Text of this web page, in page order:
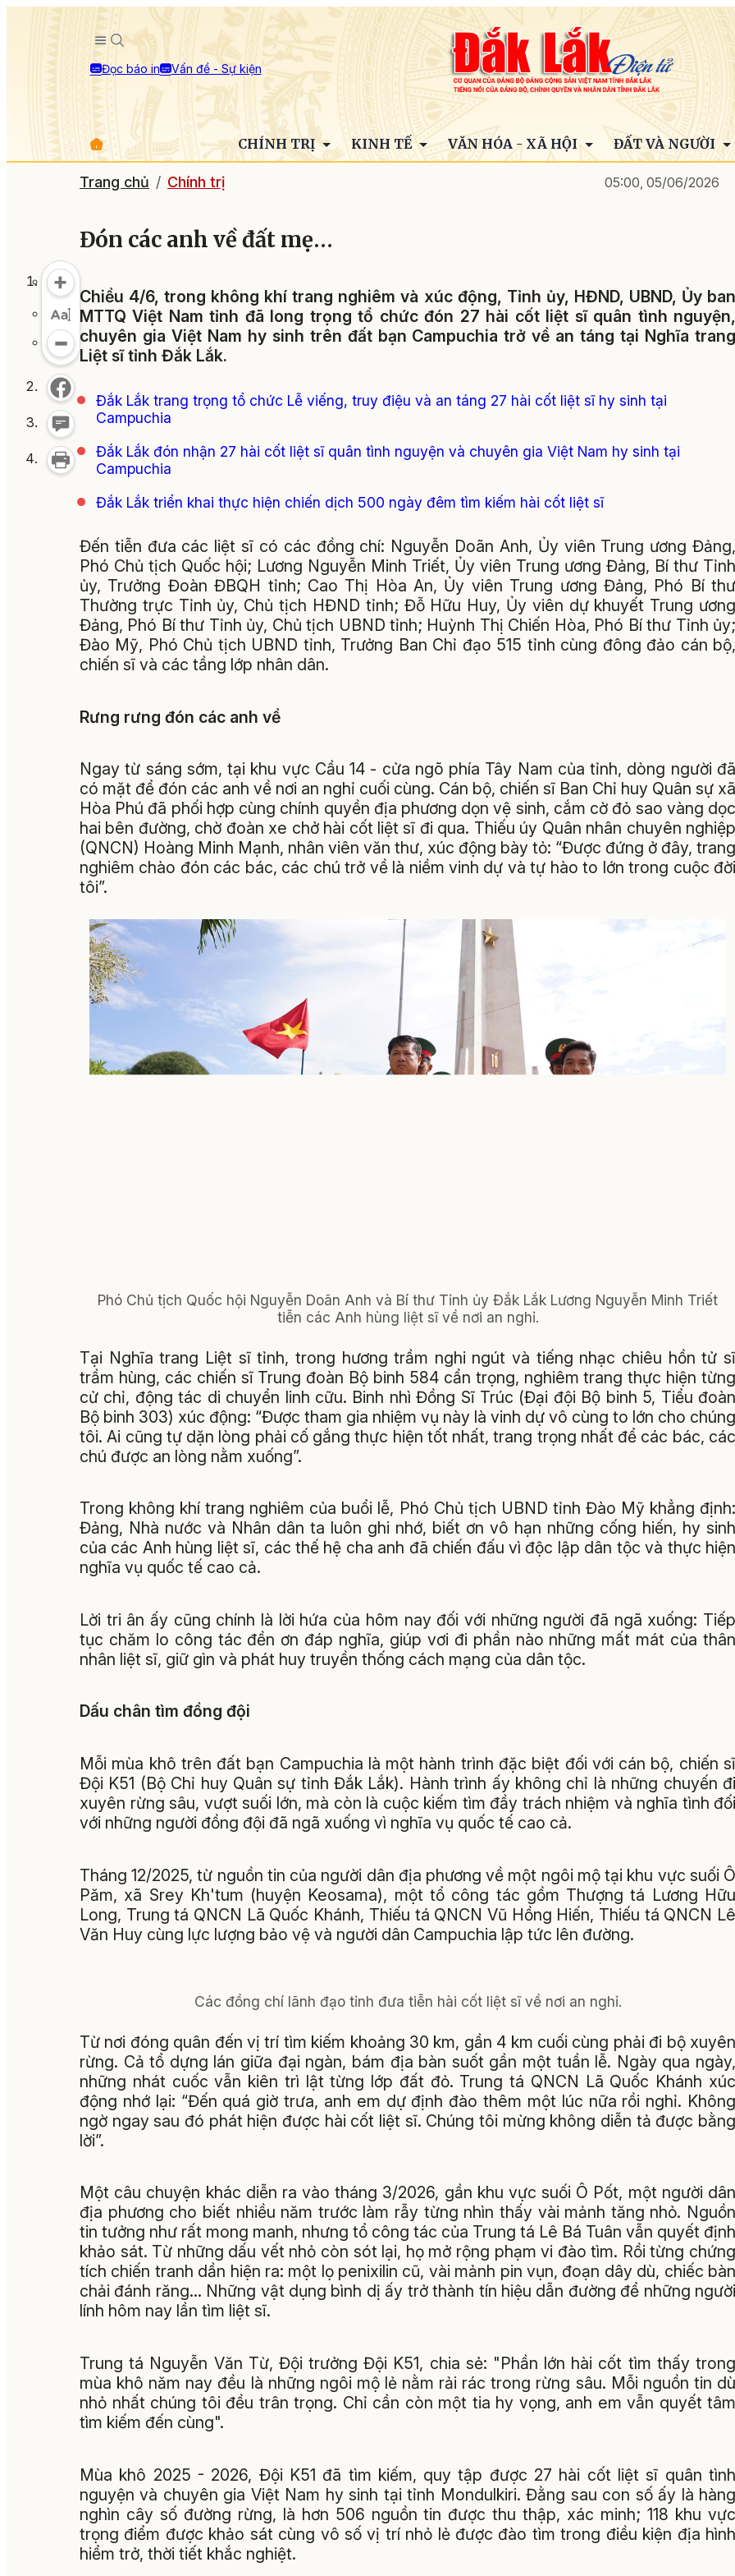
Đọc báo in Vấn đề - Sự kiện
CHÍNH TRỊ KINH TẾ VĂN HÓA - XÃ HỘI ĐẤT VÀ NGƯỜI
Trang chủ Chính trị 05:00, 05/06/2026
Đón các anh về đất mẹ…
Chiều 4/6, trong không khí trang nghiêm và xúc động, Tỉnh ủy, HĐND, UBND, Ủy ban
MTTQ Việt Nam tỉnh đã long trọng tổ chức đón 27 hài cốt liệt sĩ quân tình nguyện,
chuyên gia Việt Nam hy sinh trên đất bạn Campuchia trở về an táng tại Nghĩa trang
Liệt sĩ tỉnh Đắk Lắk.
Đắk Lắk trang trọng tổ chức Lễ viếng, truy điệu và an táng 27 hài cốt liệt sĩ hy sinh tại
Campuchia
Đắk Lắk đón nhận 27 hài cốt liệt sĩ quân tình nguyện và chuyên gia Việt Nam hy sinh tại
Campuchia
Đắk Lắk triển khai thực hiện chiến dịch 500 ngày đêm tìm kiếm hài cốt liệt sĩ
Đến tiễn đưa các liệt sĩ có các đồng chí: Nguyễn Doãn Anh, Ủy viên Trung ương Đảng,
Phó Chủ tịch Quốc hội; Lương Nguyễn Minh Triết, Ủy viên Trung ương Đảng, Bí thư Tỉnh
ủy, Trưởng Đoàn ĐBQH tỉnh; Cao Thị Hòa An, Ủy viên Trung ương Đảng, Phó Bí thư
Thường trực Tỉnh ủy, Chủ tịch HĐND tỉnh; Đỗ Hữu Huy, Ủy viên dự khuyết Trung ương
Đảng, Phó Bí thư Tỉnh ủy, Chủ tịch UBND tỉnh; Huỳnh Thị Chiến Hòa, Phó Bí thư Tỉnh ủy;
Đào Mỹ, Phó Chủ tịch UBND tỉnh, Trưởng Ban Chỉ đạo 515 tỉnh cùng đông đảo cán bộ,
chiến sĩ và các tầng lớp nhân dân.
Rưng rưng đón các anh về
Ngay từ sáng sớm, tại khu vực Cầu 14 - cửa ngõ phía Tây Nam của tỉnh, dòng người đã
có mặt để đón các anh về nơi an nghỉ cuối cùng. Cán bộ, chiến sĩ Ban Chỉ huy Quân sự xã
Hòa Phú đã phối hợp cùng chính quyền địa phương dọn vệ sinh, cắm cờ đỏ sao vàng dọc
hai bên đường, chờ đoàn xe chở hài cốt liệt sĩ đi qua. Thiếu úy Quân nhân chuyên nghiệp
(QNCN) Hoàng Minh Mạnh, nhân viên văn thư, xúc động bày tỏ: “Được đứng ở đây, trang
nghiêm chào đón các bác, các chú trở về là niềm vinh dự và tự hào to lớn trong cuộc đời
tôi”.
Phó Chủ tịch Quốc hội Nguyễn Doãn Anh và Bí thư Tỉnh ủy Đắk Lắk Lương Nguyễn Minh Triết
tiễn các Anh hùng liệt sĩ về nơi an nghỉ.
Tại Nghĩa trang Liệt sĩ tỉnh, trong hương trầm nghi ngút và tiếng nhạc chiêu hồn tử sĩ
trầm hùng, các chiến sĩ Trung đoàn Bộ binh 584 cẩn trọng, nghiêm trang thực hiện từng
cử chỉ, động tác di chuyển linh cữu. Binh nhì Đồng Sĩ Trúc (Đại đội Bộ binh 5, Tiểu đoàn
Bộ binh 303) xúc động: “Được tham gia nhiệm vụ này là vinh dự vô cùng to lớn cho chúng
tôi. Ai cũng tự dặn lòng phải cố gắng thực hiện tốt nhất, trang trọng nhất để các bác, các
chú được an lòng nằm xuống”.
Trong không khí trang nghiêm của buổi lễ, Phó Chủ tịch UBND tỉnh Đào Mỹ khẳng định:
Đảng, Nhà nước và Nhân dân ta luôn ghi nhớ, biết ơn vô hạn những cống hiến, hy sinh
của các Anh hùng liệt sĩ, các thế hệ cha anh đã chiến đấu vì độc lập dân tộc và thực hiện
nghĩa vụ quốc tế cao cả.
Lời tri ân ấy cũng chính là lời hứa của hôm nay đối với những người đã ngã xuống: Tiếp
tục chăm lo công tác đền ơn đáp nghĩa, giúp vơi đi phần nào những mất mát của thân
nhân liệt sĩ, giữ gìn và phát huy truyền thống cách mạng của dân tộc.
Dấu chân tìm đồng đội
Mỗi mùa khô trên đất bạn Campuchia là một hành trình đặc biệt đối với cán bộ, chiến sĩ
Đội K51 (Bộ Chỉ huy Quân sự tỉnh Đắk Lắk). Hành trình ấy không chỉ là những chuyến đi
xuyên rừng sâu, vượt suối lớn, mà còn là cuộc kiếm tìm đầy trách nhiệm và nghĩa tình đối
với những người đồng đội đã ngã xuống vì nghĩa vụ quốc tế cao cả.
Tháng 12/2025, từ nguồn tin của người dân địa phương về một ngôi mộ tại khu vực suối Ô
Păm, xã Srey Kh'tum (huyện Keosama), một tổ công tác gồm Thượng tá Lương Hữu
Long, Trung tá QNCN Lã Quốc Khánh, Thiếu tá QNCN Vũ Hồng Hiến, Thiếu tá QNCN Lê
Văn Huy cùng lực lượng bảo vệ và người dân Campuchia lập tức lên đường.
Các đồng chí lãnh đạo tỉnh đưa tiễn hài cốt liệt sĩ về nơi an nghỉ.
Từ nơi đóng quân đến vị trí tìm kiếm khoảng 30 km, gần 4 km cuối cùng phải đi bộ xuyên
rừng. Cả tổ dựng lán giữa đại ngàn, bám địa bàn suốt gần một tuần lễ. Ngày qua ngày,
những nhát cuốc vẫn kiên trì lật từng lớp đất đỏ. Trung tá QNCN Lã Quốc Khánh xúc
động nhớ lại: “Đến quá giờ trưa, anh em dự định đào thêm một lúc nữa rồi nghỉ. Không
ngờ ngay sau đó phát hiện được hài cốt liệt sĩ. Chúng tôi mừng không diễn tả được bằng
lời”.
Một câu chuyện khác diễn ra vào tháng 3/2026, gần khu vực suối Ô Pốt, một người dân
địa phương cho biết nhiều năm trước làm rẫy từng nhìn thấy vài mảnh tăng nhỏ. Nguồn
tin tưởng như rất mong manh, nhưng tổ công tác của Trung tá Lê Bá Tuân vẫn quyết định
khảo sát. Từ những dấu vết nhỏ còn sót lại, họ mở rộng phạm vi đào tìm. Rồi từng chứng
tích chiến tranh dần hiện ra: một lọ penixilin cũ, vài mảnh pin vụn, đoạn dây dù, chiếc bàn
chải đánh răng... Những vật dụng bình dị ấy trở thành tín hiệu dẫn đường để những người
lính hôm nay lần tìm liệt sĩ.
Trung tá Nguyễn Văn Từ, Đội trưởng Đội K51, chia sẻ: "Phần lớn hài cốt tìm thấy trong
mùa khô năm nay đều là những ngôi mộ lẻ nằm rải rác trong rừng sâu. Mỗi nguồn tin dù
nhỏ nhất chúng tôi đều trân trọng. Chỉ cần còn một tia hy vọng, anh em vẫn quyết tâm
tìm kiếm đến cùng".
Mùa khô 2025 - 2026, Đội K51 đã tìm kiếm, quy tập được 27 hài cốt liệt sĩ quân tình
nguyện và chuyên gia Việt Nam hy sinh tại tỉnh Mondulkiri. Đằng sau con số ấy là hàng
nghìn cây số đường rừng, là hơn 506 nguồn tin được thu thập, xác minh; 118 khu vực
trọng điểm được khảo sát cùng vô số vị trí nhỏ lẻ được đào tìm trong điều kiện địa hình
hiểm trở, thời tiết khắc nghiệt.